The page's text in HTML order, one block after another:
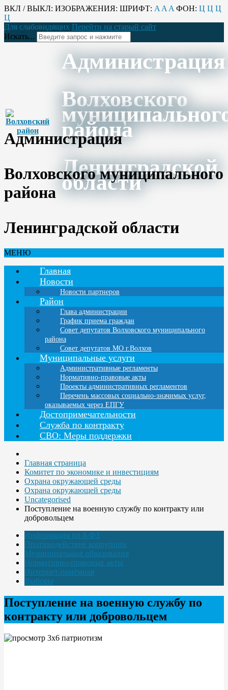
ВКЛ / ВЫКЛ: ИЗОБРАЖЕНИЯ: ШРИФТ: A A A ФОН: Ц Ц Ц
Ц
Для слабовидящих Перейти на старый сайт
Искать...
Администрация
Волховского
района
Ленинградской
области
Администрация
Волховского муниципального
района
Ленинградской области
МЕНЮ
Главная
Новости
Новости партнеров
Район
Глава администрации
График приема граждан
Совет депутатов Волховского муниципального
района
Совет депутатов МО г.Волхов
Муниципальные услуги
Административные регламенты
Нормативно-правовые акты
Проекты административных регламентов
Перечень массовых социально-значимых услуг,
оказываемых через ЕПГУ
Достопримечательности
Служба по контракту
СВО: Меры поддержки
Главная страница
Комитет по экономике и инвестициям
Охрана окружающей среды
Охрана окружающей среды
Uncategorised
Поступление на военную службу по контракту или
добровольцем
Информация по 8-ФЗ
Противодействие коррупции
Муниципальные образования
Нормативно-правовые акты
Интернет-приёмная
Выборы
Поступление на военную службу по
контракту или добровольцем